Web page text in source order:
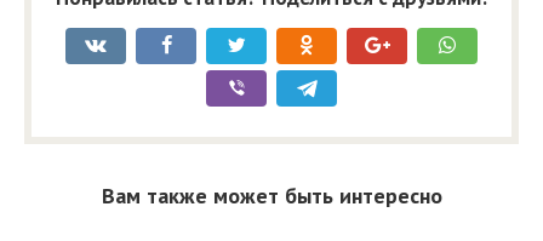
Вам также может быть интересно